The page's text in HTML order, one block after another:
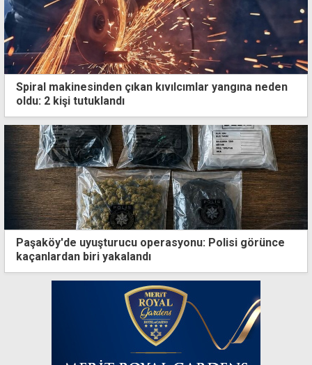
Spiral makinesinden çıkan kıvılcımlar yangına neden
oldu: 2 kişi tutuklandı
Paşaköy'de uyuşturucu operasyonu: Polisi görünce
kaçanlardan biri yakalandı